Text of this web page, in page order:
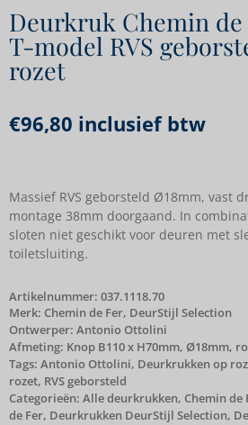
Deurkruk Chemin de
T-model RVS
rozet
€96,80 inclusief btw
Massief RVS geborsteld Ø18mm, vast
montage 38mm doorgaand. In
sloten niet geschikt voor deuren met
toiletsluiting.
Artikelnummer: 037.1118.70
Merk: Chemin de Fer, DeurStijl Selection
Ontwerper: Antonio Ottolini
Afmeting: Knop B110 x H70mm, Ø18mm,
Tags: Antonio Ottolini, Deurkrukken op
rozet, RVS geborsteld
Categorieën: Alle deurkrukken, Chemin de
de Fer, Deurkrukken DeurStijl Selection,